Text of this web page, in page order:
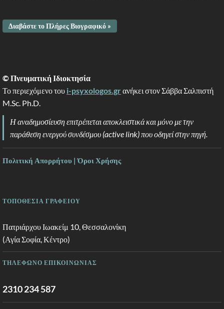
Διαβάστε το Πλήρες Βιογραφικό »
© Πνευματική Ιδιοκτησία
Το περιεχόμενο του i-psyxologos.grανήκει στον Σάββα Σαλπιστή
M.Sc. Ph.D.
Η αναδημοσίευση επιτρέπεται αποκλειστικά και μόνο με την
παράθεση ενεργού συνδέσμου (active link) που οδηγεί στην πηγή.
Πολιτική Απορρήτου | Όροι Χρήσης
ΤΟΠΟΘΕΣΙΑ ΓΡΑΦΕΙΟΥ
Πατριάρχου Ιωακείμ 10, Θεσσαλονίκη
(Αγία Σοφία, Κέντρο)
ΤΗΛΕΦΩΝΟ ΕΠΙΚΟΙΝΩΝΙΑΣ
2310 234 587